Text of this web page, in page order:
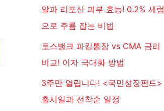
알파 리포산 피부 효능! 0.2% 세럼
으로 주름 잡는 비법
토스뱅크 파킹통장 vs CMA 금리
비교! 이자 극대화 방법
3주만 열립니다! <국민성장펀드>
출시일과 선착순 일정